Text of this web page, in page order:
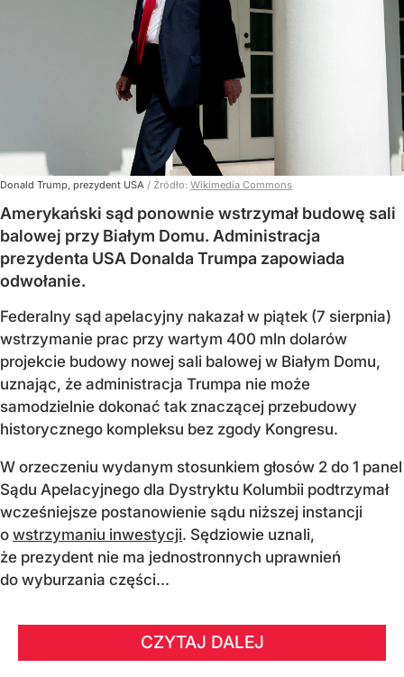
Donald Trump, prezydent USA / Źródło: Wikimedia Commons
Amerykański sąd ponownie wstrzymał budowę sali
balowej przy Białym Domu. Administracja
prezydenta USA Donalda Trumpa zapowiada
odwołanie.
Federalny sąd apelacyjny nakazał w piątek (7 sierpnia)
wstrzymanie prac przy wartym 400 mln dolarów
projekcie budowy nowej sali balowej w Białym Domu,
uznając, że administracja Trumpa nie może
samodzielnie dokonać tak znaczącej przebudowy
historycznego kompleksu bez zgody Kongresu.
W orzeczeniu wydanym stosunkiem głosów 2 do 1 panel
Sądu Apelacyjnego dla Dystryktu Kolumbii podtrzymał
wcześniejsze postanowienie sądu niższej instancji
o wstrzymaniu inwestycji. Sędziowie uznali,
że prezydent nie ma jednostronnych uprawnień
do wyburzania części...
CZYTAJ DALEJ